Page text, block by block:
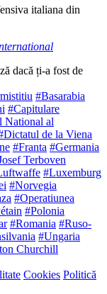
italiana din
dacă ți-a fost de
#Basarabia
#Capitulare
National al
de la Viena
#Franta #Germania
Terboven
#Luxemburg
#Norvegia
#Operatiunea
#Polonia
#Romania #Ruso-
#Ungaria
Churchill
Cookies Politică